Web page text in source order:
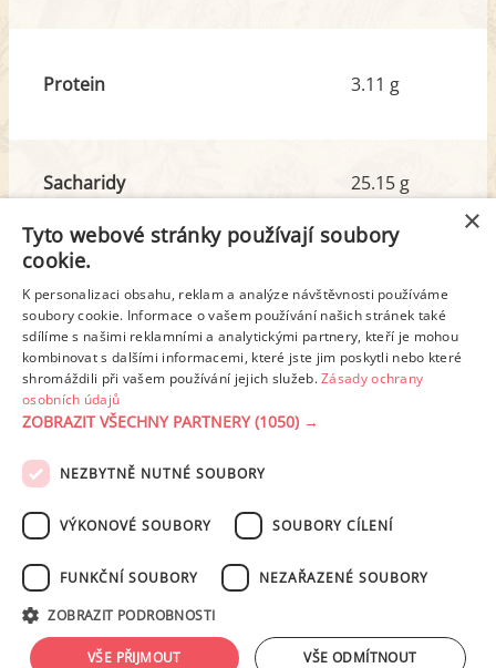
Protein 3.11 g
Sacharidy
z toho cukr
25.15 g
7.74 g
Tuk
z toho nas. mastné kyseliny
8.35 g
1.36 g
Detailní rozpis
PODMÍNKY UŽITÍ ZÁSADY OCHRANY OSOBNÍCH ÚDAJŮ
NASTAVENÍ COOKIES
tohoto serveru je bez písemného souhlasu provozovatele zakázáno.
Design: Eva Roverová
×
Tyto webové stránky používají soubory
cookie.
K personalizaci obsahu, reklam a analýze návštěvnosti používáme
soubory cookie. Informace o vašem používání našich stránek také
sdílíme s našimi reklamními a analytickými partnery, kteří je mohou
kombinovat s dalšími informacemi, které jste jim poskytli nebo které
shromáždili při vašem používání jejich služeb.Zásady ochrany
osobních údajů
ZOBRAZIT VŠECHNY PARTNERY(1050) →
NEZBYTNĚ NUTNÉ SOUBORY
VÝKONOVÉ SOUBORY SOUBORY CÍLENÍ
FUNKČNÍ SOUBORY NEZAŘAZENÉ SOUBORY
ZOBRAZIT PODROBNOSTI
VŠE PŘIJMOUT VŠE ODMÍTNOUT